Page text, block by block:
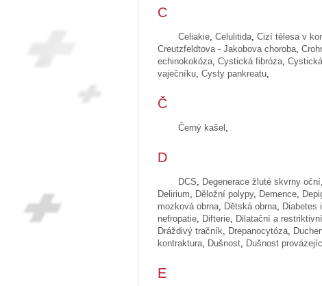
C
Celiakie,Celulitida, Cizí tělesa v
Creutzfeldtova - Jakobova choroba,
echinokokóza, Cystická fibróza,
vaječníku, Cysty pankreatu,
Č
Černý kašel ,
D
DCS, Degenerace žluté skvrny oční,
Delirium, Děložní polypy, Demence,
mozková obrna, Dětská obrna, Diabetes
nefropatie, Difterie, Dilatační a
Dráždivý tračník, Drepanocytóza,
kontraktura, Dušnost, Dušnost
E